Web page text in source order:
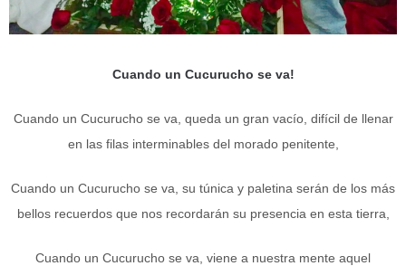
Cuando un Cucurucho se va!
Cuando un Cucurucho se va, queda un gran vacío, difícil de llenar
en las filas interminables del morado penitente,
Cuando un Cucurucho se va, su túnica y paletina serán de los más
bellos recuerdos que nos recordarán su presencia en esta tierra,
Cuando un Cucurucho se va, viene a nuestra mente aquel